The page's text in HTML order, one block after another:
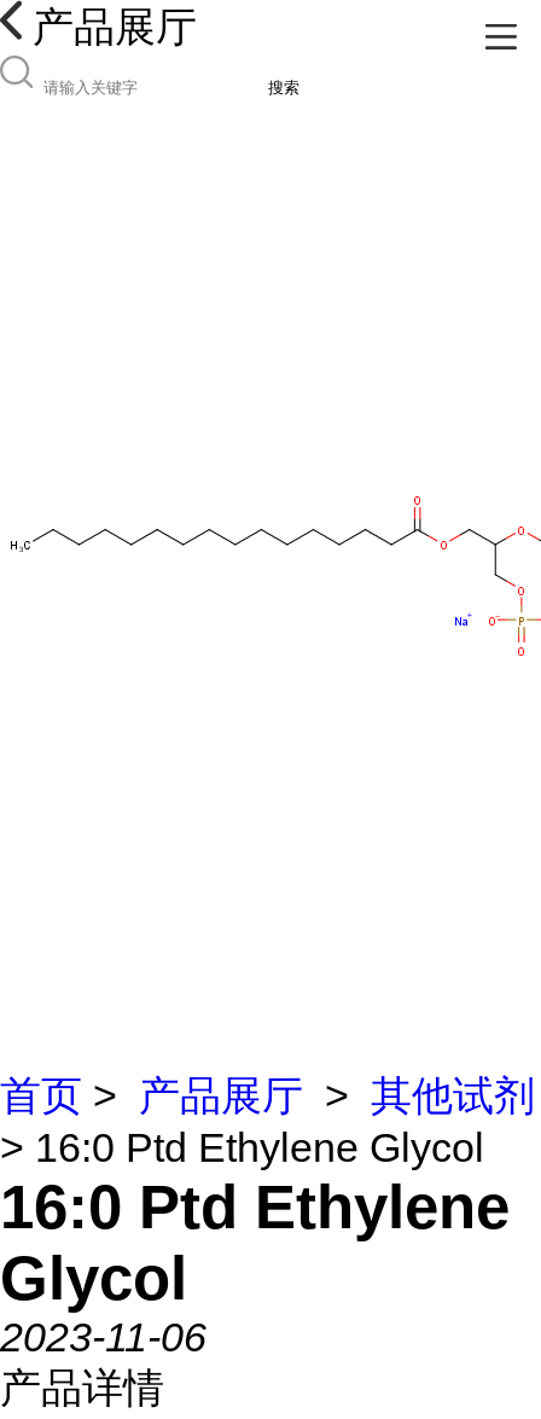
产品展厅
搜索
首页 > 产品展厅 > 其他试剂
> 16:0 Ptd Ethylene Glycol
16:0 Ptd Ethylene
Glycol
2023-11-06
产品详情